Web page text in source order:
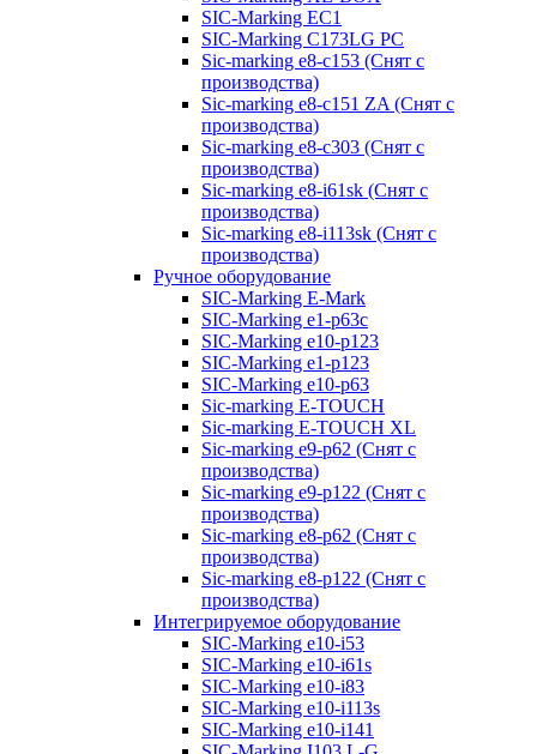
SIC-Marking EC1
SIC-Marking C173LG PC
Sic-marking e8-c153 (Снят с
производства)
Sic-marking e8-c151 ZA (Снят с
производства)
Sic-marking e8-c303 (Снят с
производства)
Sic-marking e8-i61sk (Снят с
производства)
Sic-marking e8-i113sk (Снят с
производства)
Ручное оборудование
SIC-Marking E-Mark
SIC-Marking e1-p63с
SIC-Marking e10-p123
SIC-Marking e1-p123
SIC-Marking e10-p63
Sic-marking E-TOUCH
Sic-marking E-TOUCH XL
Sic-marking e9-p62 (Снят с
производства)
Sic-marking e9-p122 (Снят с
производства)
Sic-marking e8-p62 (Снят с
производства)
Sic-marking e8-p122 (Снят с
производства)
Интегрируемое оборудование
SIC-Marking e10-i53
SIC-Marking e10-i61s
SIC-Marking e10-i83
SIC-Marking e10-i113s
SIC-Marking e10-i141